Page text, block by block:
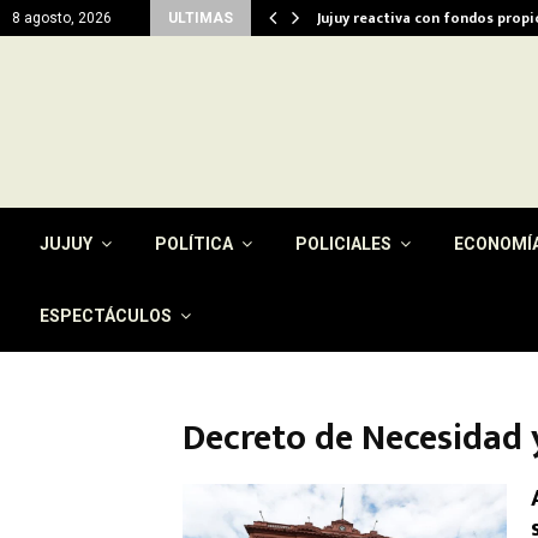
8 agosto, 2026 ULTIMAS Jujuy reactiva con fondos
JUJUY POLÍTICA POLICIALES
ESPECTÁCULOS
Decreto de